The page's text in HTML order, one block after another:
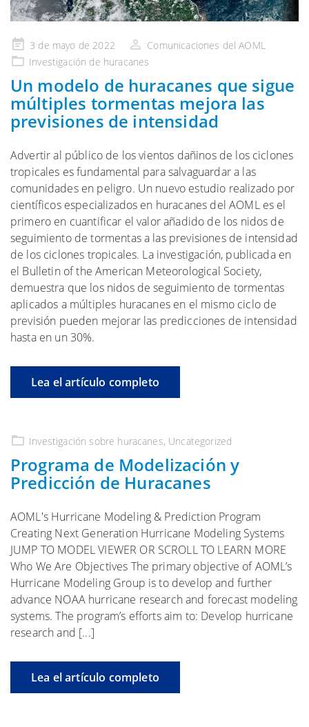
Publicado
en
3 de mayo de 2022
Comunicaciones del AOML
Investigación de huracanes
Un modelo de huracanes que sigue
múltiples tormentas mejora las
previsiones de intensidad
Advertir al público de los vientos dañinos de los ciclones
tropicales es fundamental para salvaguardar a las
comunidades en peligro. Un nuevo estudio realizado por
científicos especializados en huracanes del AOML es el
primero en cuantificar el valor añadido de los nidos de
seguimiento de tormentas a las previsiones de intensidad
de los ciclones tropicales. La investigación, publicada en
el Bulletin of the American Meteorological Society,
demuestra que los nidos de seguimiento de tormentas
aplicados a múltiples huracanes en el mismo ciclo de
previsión pueden mejorar las predicciones de intensidad
hasta en un 30%.
Lea el artículo completo
Investigación sobre huracanes, Uncategorized
Programa de Modelización y
Predicción de Huracanes
AOML's Hurricane Modeling & Prediction Program
Creating Next Generation Hurricane Modeling Systems
JUMP TO MODEL VIEWER OR SCROLL TO LEARN MORE
Who We Are Objectives The primary objective of AOML’s
Hurricane Modeling Group is to develop and further
advance NOAA hurricane research and forecast modeling
systems. The program’s efforts aim to: Develop hurricane
research and [...]
Lea el artículo completo